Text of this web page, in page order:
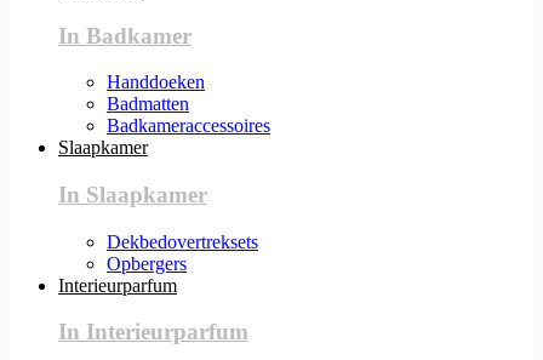
In Badkamer
Handdoeken
Badmatten
Badkameraccessoires
Slaapkamer
In Slaapkamer
Dekbedovertreksets
Opbergers
Interieurparfum
In Interieurparfum